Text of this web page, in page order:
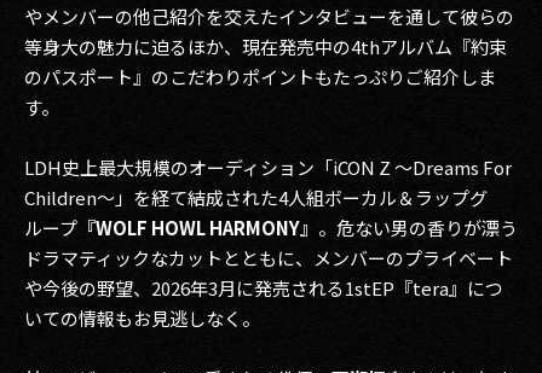
やメンバーの他己紹介を交えたインタビューを通して彼らの
等身大の魅力に迫るほか、現在発売中の4thアルバム『約束
のパスポート』のこだわりポイントもたっぷりご紹介しま
す。
LDH史上最大規模のオーディション「iCON Z ～Dreams For
Children～」を経て結成された4人組ボーカル＆ラップグ
ループ 『WOLF HOWL HARMONY』 。危ない男の香りが漂う
ドラマティックなカットとともに、メンバーのプライベート
や今後の野望、2026年3月に発売される1stEP『tera』につ
いての情報もお見逃しなく。